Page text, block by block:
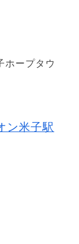
ホープタウ
ン米子駅